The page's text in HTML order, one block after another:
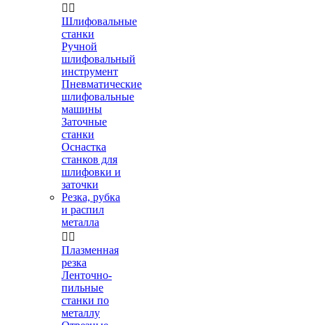
 
Шлифовальные
станки
Ручной
шлифовальный
инструмент
Пневматические
шлифовальные
машины
Заточные
станки
Оснастка
станков для
шлифовки и
заточки
Резка, рубка
и распил
металла
 
Плазменная
резка
Ленточно-
пильные
станки по
металлу